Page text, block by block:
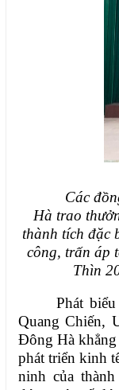
Các
Hà trao
thành tích đặc
công, trấn áp
Thìn
Phát
Quang Chiến,
Đông Hà
phát triển kinh
ninh của